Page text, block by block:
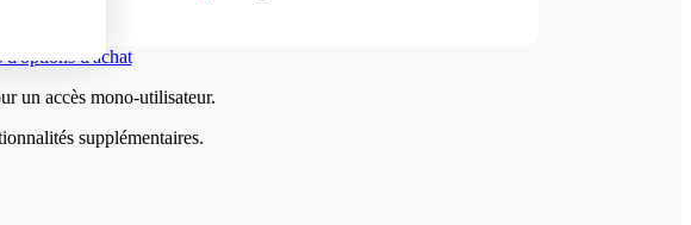
d'options d'achat
un accès mono-utilisateur.
supplémentaires.